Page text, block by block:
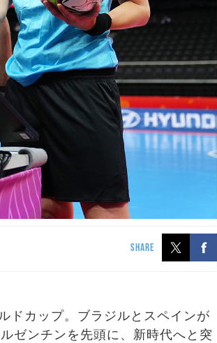
SHARE
ドカップ。ブラジルとスペインが
ゼンチンを先頭に、新時代へと突